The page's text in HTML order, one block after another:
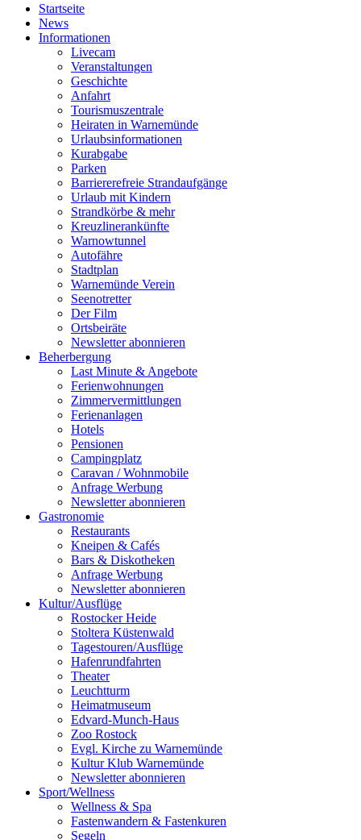
Startseite
News
Informationen
Livecam
Veranstaltungen
Geschichte
Anfahrt
Tourismuszentrale
Heiraten in Warnemünde
Urlaubsinformationen
Kurabgabe
Parken
Barriererefreie Strandaufgänge
Urlaub mit Kindern
Strandkörbe & mehr
Kreuzlinerankünfte
Warnowtunnel
Autofähre
Stadtplan
Warnemünde Verein
Seenotretter
Der Film
Ortsbeiräte
Newsletter abonnieren
Beherbergung
Last Minute & Angebote
Ferienwohnungen
Zimmervermittlungen
Ferienanlagen
Hotels
Pensionen
Campingplatz
Caravan / Wohnmobile
Anfrage Werbung
Newsletter abonnieren
Gastronomie
Restaurants
Kneipen & Cafés
Bars & Diskotheken
Anfrage Werbung
Newsletter abonnieren
Kultur/Ausflüge
Rostocker Heide
Stoltera Küstenwald
Tagestouren/Ausflüge
Hafenrundfahrten
Theater
Leuchtturm
Heimatmuseum
Edvard-Munch-Haus
Zoo Rostock
Evgl. Kirche zu Warnemünde
Kultur Klub Warnemünde
Newsletter abonnieren
Sport/Wellness
Wellness & Spa
Fastenwandern & Fastenkuren
Segeln